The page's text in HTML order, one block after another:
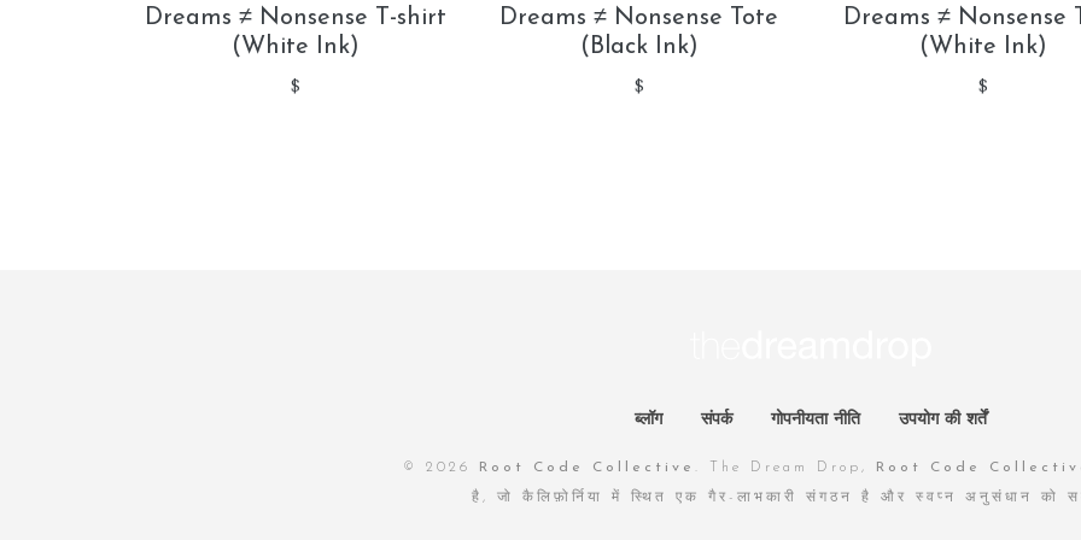
Dreams ≠ Nonsense T-shirt
(White Ink)
$
Dreams ≠ Nonsense Tote
(Black Ink)
$
Dreams ≠ Nonsense
(White Ink)
$
ब्लॉग संपर्क गोपनीयता नीति उपयोग की शर्तें
© 2026 Root Code Collective . The Dream Drop, Root Code
है, जो कैलिफ़ोर्निया में स्थित एक गैर-लाभकारी संगठन है और स्वप्न अनुसंधान को